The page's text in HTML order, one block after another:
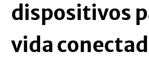
dispositivos
vida